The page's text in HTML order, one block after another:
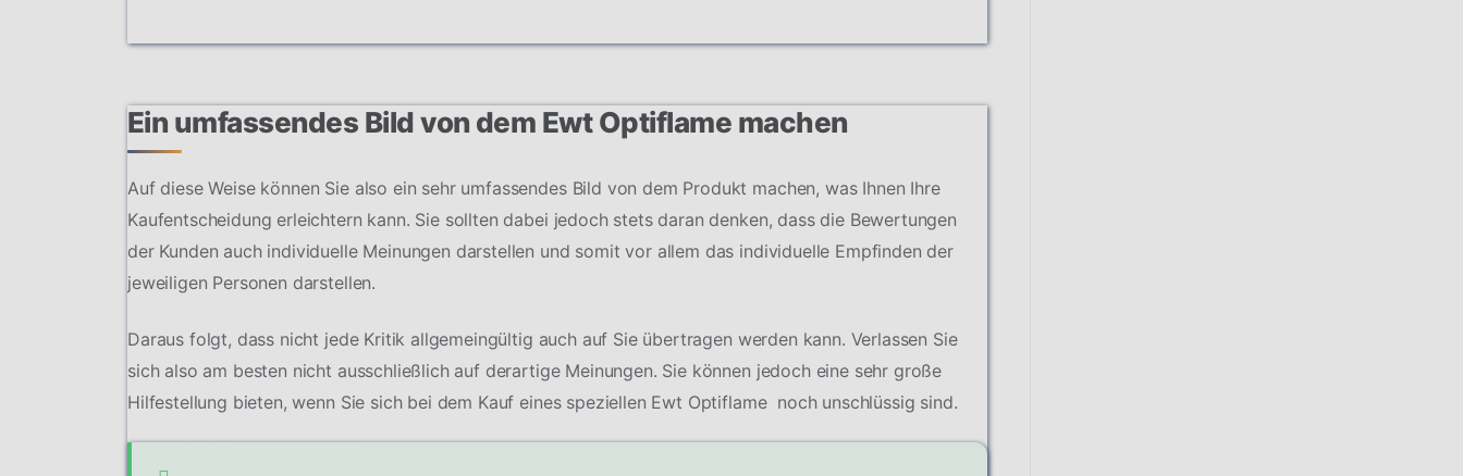
Ein umfassendes Bild von dem Ewt Optiflame machen
Auf diese Weise können Sie also ein sehr umfassendes Bild von dem Produkt machen, was Ihnen Ihre
Kaufentscheidung erleichtern kann. Sie sollten dabei jedoch stets daran denken, dass die Bewertungen
der Kunden auch individuelle Meinungen darstellen und somit vor allem das individuelle Empfinden der
jeweiligen Personen darstellen.
Daraus folgt, dass nicht jede Kritik allgemeingültig auch auf Sie übertragen werden kann. Verlassen Sie
sich also am besten nicht ausschließlich auf derartige Meinungen. Sie können jedoch eine sehr große
Hilfestellung bieten, wenn Sie sich bei dem Kauf eines speziellen Ewt Optiflame noch unschlüssig sind.